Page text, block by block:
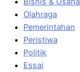
Olahraga
Pemerintahan
Peristiwa
Politik
Essai